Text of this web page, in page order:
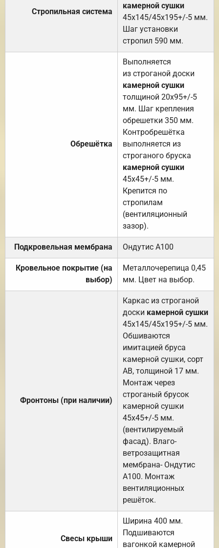
Стропильная система
камерной сушки
45х145/45х195+/-5 мм.
Шаг установки
стропил 590 мм.
Обрешётка
Выполняется
из строганой доски
камерной сушки
толщиной 20х95+/-5
мм. Шаг крепления
обрешетки 350 мм.
Контробрешётка
выполняется из
строганого бруска
камерной сушки
45х45+/-5 мм.
Крепится по
стропилам
(вентиляционный
зазор).
Подкровельная мембрана Ондутис А100
Кровельное покрытие (на
выбор)
Металлочерепица 0,45
мм. Цвет на выбор.
Фронтоны (при наличии)
Каркас из строганой
доски камерной сушки
45х145/45х195+/-5 мм.
Обшиваются
имитацией бруса
камерной сушки, сорт
АВ, толщиной 17 мм.
Монтаж через
строганый брусок
камерной сушки
45х45+/-5 мм.
(вентилируемый
фасад). Влаго-
ветрозащитная
мембрана- Ондутис
А100. Монтаж
вентиляционных
решёток.
Свесы крыши
Ширина 400 мм.
Подшиваются
вагонкой камерной